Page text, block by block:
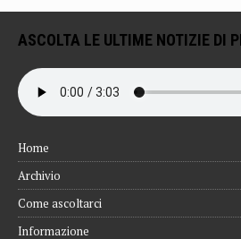
ASCOLTA LE ULTIME NOTIZIE DI
Home
Archivio
Come ascoltarci
Informazione